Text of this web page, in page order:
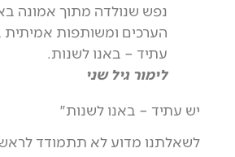
נפש שנולדה מתוך אמונה
הערכים ומשותפות אמיתית
עתיד – באנו לשנות.
לימור גיל שני
יש עתיד – באנו לשנות"
לשאלתנו מדוע לא תתמודד